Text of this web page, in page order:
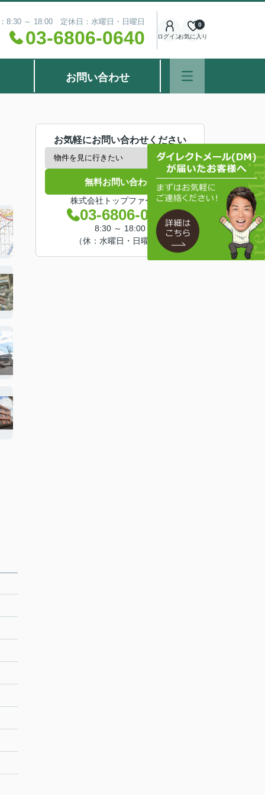
8:30 ～ 18:00 定休日：水曜日・日曜日
03-6806-0640 ログインお気に入り
0
お問い合わせ
お気軽にお問い合わせください
無料お問い合わせ
株式会社トップファースト
03-6806-0640
8:30 ～ 18:00
（休：水曜日・日曜日）